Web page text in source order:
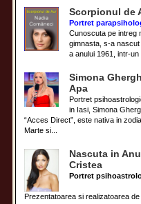
Scorpionul de
Portret
Cunoscuta pe intreg
gimnasta, s-a
a anului 1961, intr-un
Simona
Apa
Portret
in Iasi, Simona
“Acces Direct”, este nativa in
Marte si...
Nascuta in
Cristea
Portret
Prezentatoarea si realizatoarea